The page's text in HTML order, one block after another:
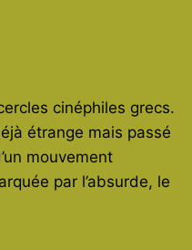
cinéphiles grecs.
étrange mais passé
mouvement
par l’absurde, le